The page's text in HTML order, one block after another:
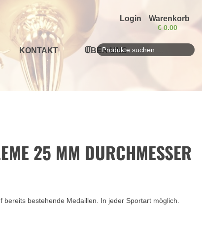
Login Warenkorb
€ 0.00
KONTAKT ÜBER UNS
Suchen
25 MM DURCHMESSER
bereits bestehende Medaillen. In jeder Sportart möglich.